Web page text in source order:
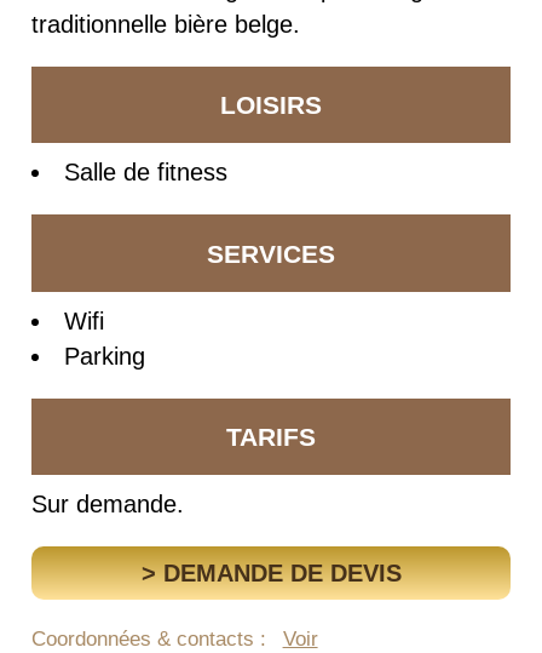
traditionnelle bière belge.
LOISIRS
Salle de fitness
SERVICES
Wifi
Parking
TARIFS
Sur demande.
> DEMANDE DE DEVIS
Coordonnées & contacts : Voir